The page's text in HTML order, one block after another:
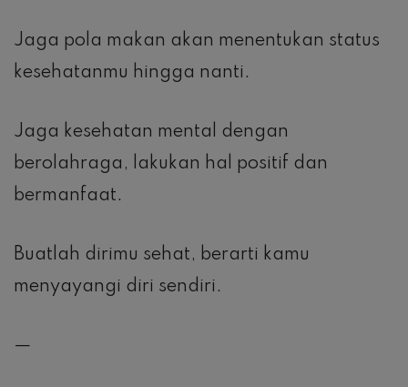
Jaga pola makan akan menentukan status
kesehatanmu hingga nanti.
Jaga kesehatan mental dengan
berolahraga, lakukan hal positif dan
bermanfaat.
Buatlah dirimu sehat, berarti kamu
menyayangi diri sendiri.
—